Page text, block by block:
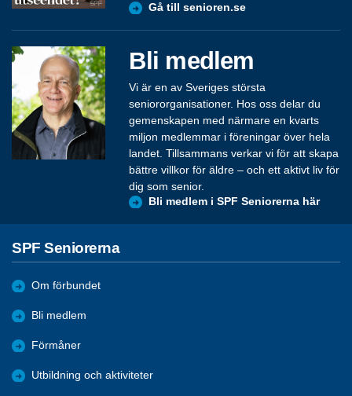
Gå till senioren.se
Bli medlem
Vi är en av Sveriges största
seniororganisationer. Hos oss delar du
gemenskapen med närmare en kvarts
miljon medlemmar i föreningar över hela
landet. Tillsammans verkar vi för att skapa
bättre villkor för äldre – och ett aktivt liv för
dig som senior.
Bli medlem i SPF Seniorerna här
SPF Seniorerna
Om förbundet
Bli medlem
Förmåner
Utbildning och aktiviteter